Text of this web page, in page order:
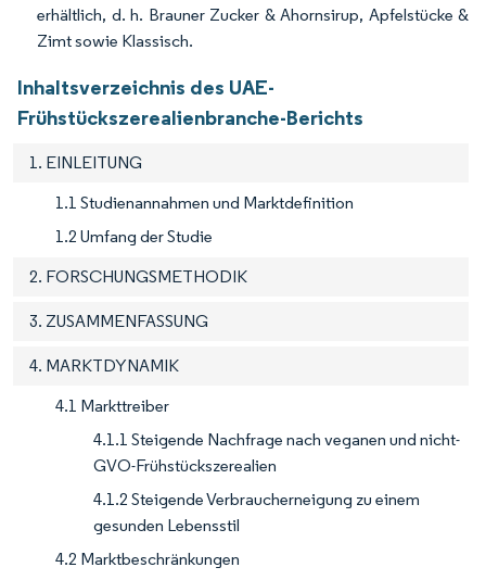
erhältlich, d. h. Brauner Zucker & Ahornsirup, Apfelstücke &
Zimt sowie Klassisch.
Inhaltsverzeichnis des UAE-
Frühstückszerealienbranche-Berichts
1. EINLEITUNG
1.1 Studienannahmen und Marktdefinition
1.2 Umfang der Studie
2. FORSCHUNGSMETHODIK
3. ZUSAMMENFASSUNG
4. MARKTDYNAMIK
4.1 Markttreiber
4.1.1 Steigende Nachfrage nach veganen und nicht-
GVO-Frühstückszerealien
4.1.2 Steigende Verbraucherneigung zu einem
gesunden Lebensstil
4.2 Marktbeschränkungen